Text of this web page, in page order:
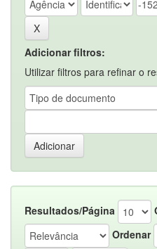
Adicionar filtros:
Utilizar filtros para refinar o
Resultados/Página
Ordenar